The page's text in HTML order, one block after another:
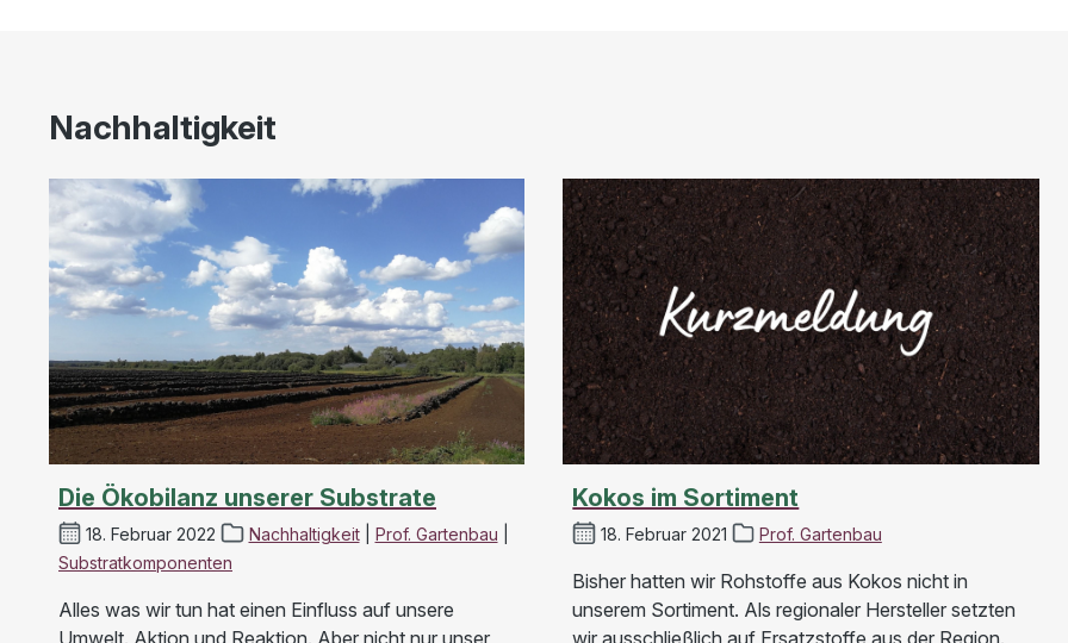
Nachhaltigkeit
Die Ökobilanz unserer Substrate
18. Februar 2022 Nachhaltigkeit| Prof. Gartenbau
Substratkomponenten
Alles was wir tun hat einen Einfluss auf unsere
Umwelt. Aktion und Reaktion. Aber nicht nur unser
Kokos im Sortiment
18. Februar 2021 Prof. Gartenbau
Bisher hatten wir Rohstoffe aus Kokos nicht in
unserem Sortiment. Als regionaler Hersteller setzten
wir ausschließlich auf Ersatzstoffe aus der Region.